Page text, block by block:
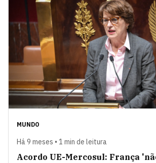
MUNDO
Há 9 meses • 1 min de leitura
Acordo UE-Mercosul: França